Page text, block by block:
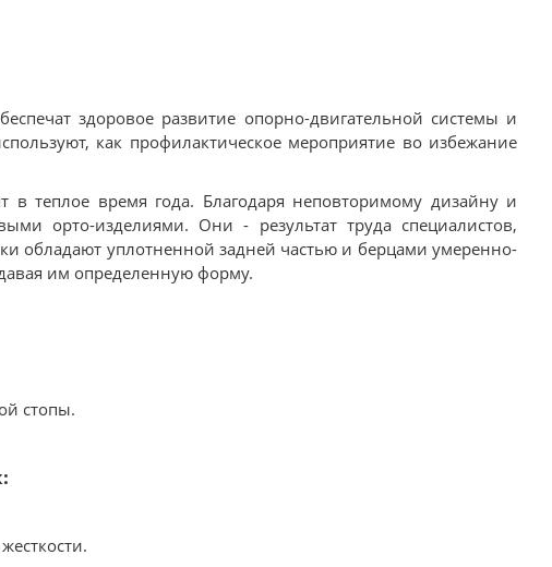
здоровое развитие опорно-двигательной системы и
как профилактическое мероприятие во избежание
теплое время года. Благодаря неповторимому дизайну и
орто-изделиями. Они - результат труда специалистов,
обладают уплотненной задней частью и берцами умеренно-
им определенную форму.
стопы.